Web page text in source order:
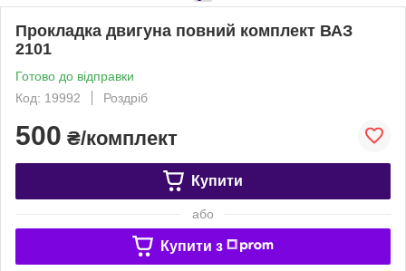
Прокладка двигуна повний комплект ВАЗ
2101
Готово до відправки
Код: 19992
Роздріб
500 ₴/комплект
Купити
або
Купити з